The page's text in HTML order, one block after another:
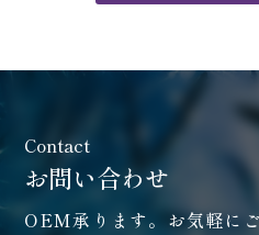
お問い合わせ
OEM承ります。お気軽に